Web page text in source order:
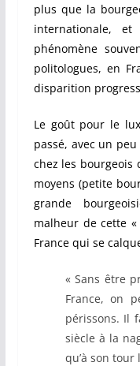
plus que la
internationale,
phénomène
politologues, en
disparition
Le goût pour le
passé, avec un
chez les bourgeois
moyens (petite
grande
malheur de cette
France qui se
« Sans être
France, on
périssons. Il
siècle à la
qu’à son tour